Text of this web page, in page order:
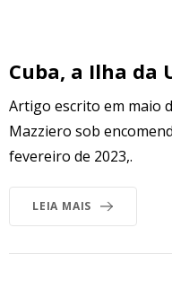
Cuba, a Ilha da
Artigo escrito em maio
Mazziero sob
fevereiro de 2023,.
LEIA MAIS